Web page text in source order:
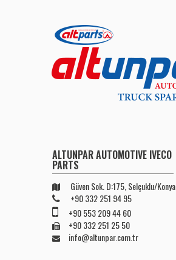
ALTUNPAR AUTOMOTIVE IVECO
PARTS
Güven Sok. D:175, Selçuklu/Konya
+90 332 251 94 95
+90 553 209 44 60
+90 332 251 25 50
info@altunpar.com.tr